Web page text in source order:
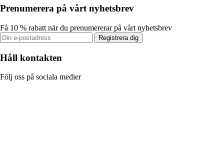
Prenumerera på vårt nyhetsbrev
Få 10 % rabatt när du prenumererar på vårt nyhetsbrev
Registrera dig
Håll kontakten
Följ oss på sociala medier